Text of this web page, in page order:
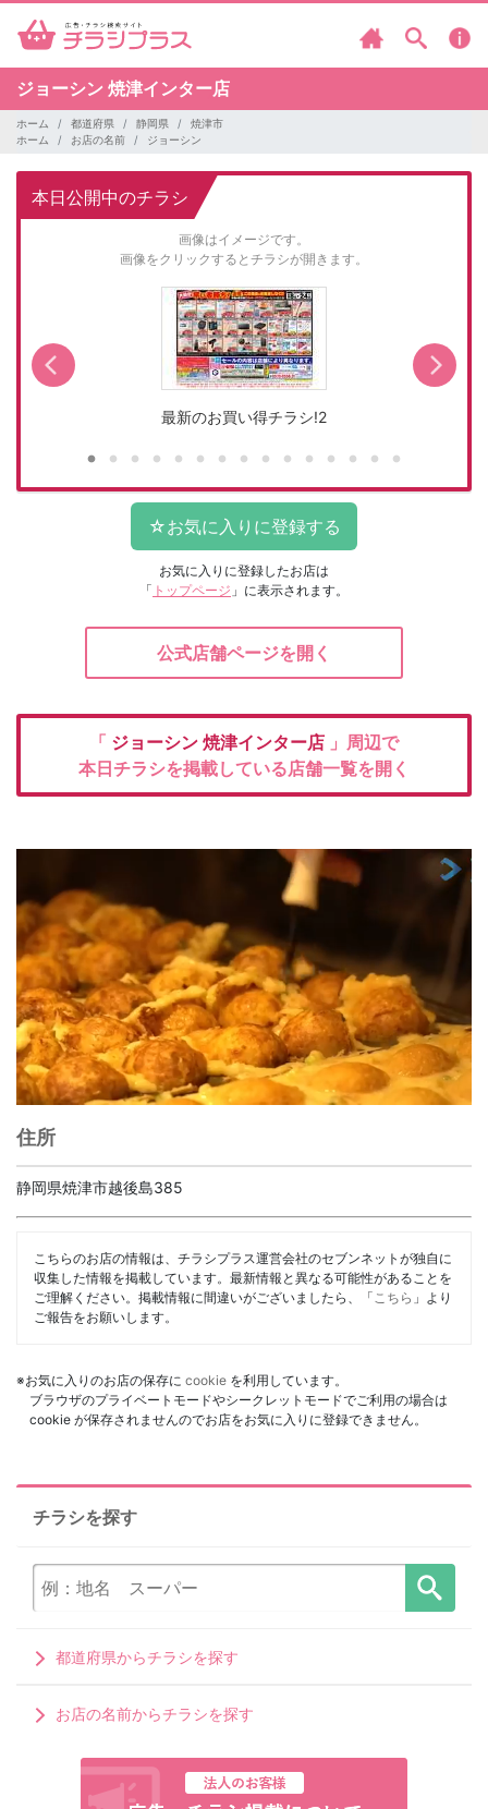
ジョーシン 焼津インター店
ホーム 都道府県 静岡県
焼津市
ホーム
お店の名前 ジョーシン
本日公開中のチラシ
画像はイメージです。
画像をクリックするとチラシが開きます。
最新のお買い得チラシ!2
お気に入りに登録したお店は
「 トップページ 」に表示されます。
公式店舗ページを開く
「 ジョーシン 焼津インター店 」周辺で
本日チラシを掲載している店舗一覧を開く
住所
静岡県焼津市越後島385
こちらのお店の情報は、チラシプラス運営会社のセブンネットが独自に
収集した情報を掲載しています。最新情報と異なる可能性があることを
ご理解ください。掲載情報に間違いがございましたら、「 こちら 」より
ご報告をお願いします。
※お気に入りのお店の保存に cookie を利用しています。
ブラウザのプライベートモードやシークレットモードでご利用の場合は
cookie が保存されませんのでお店をお気に入りに登録できません。
チラシを探す
都道府県からチラシを探す
お店の名前からチラシを探す